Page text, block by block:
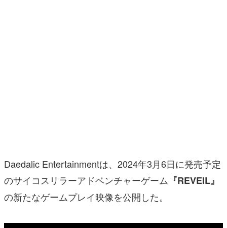
その他
電ファミニコゲーマーとは？
Daedalic Entertainmentは、2024年3月6日に発売予定
のサイコスリラーアドベンチャーゲーム 『REVEIL』
の新たなゲームプレイ映像を公開した。